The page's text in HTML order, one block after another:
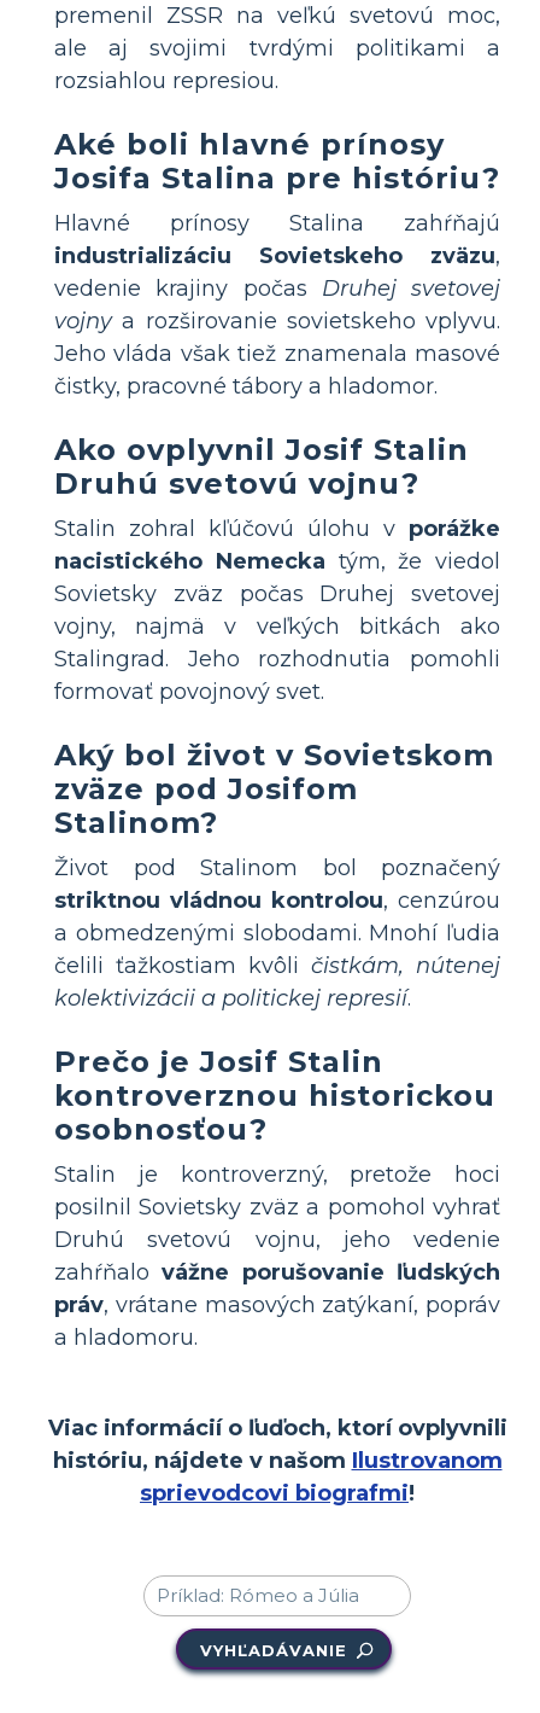
premenil ZSSR na veľkú svetovú moc,
ale aj svojimi tvrdými politikami a
rozsiahlou represiou.
Aké boli hlavné prínosy
Josifa Stalina pre históriu?
Hlavné prínosy Stalina zahŕňajú
industrializáciu Sovietskeho zväzu,
vedenie krajiny počas Druhej svetovej
vojnya rozširovanie sovietskeho vplyvu.
Jeho vláda však tiež znamenala masové
čistky, pracovné tábory a hladomor.
Ako ovplyvnil Josif Stalin
Druhú svetovú vojnu?
Stalin zohral kľúčovú úlohu v porážke
nacistického Nemecka tým, že viedol
Sovietsky zväz počas Druhej svetovej
vojny, najmä v veľkých bitkách ako
Stalingrad. Jeho rozhodnutia pomohli
formovať povojnový svet.
Aký bol život v Sovietskom
zväze pod Josifom
Stalinom?
Život pod Stalinom bol poznačený
striktnou vládnou kontrolou, cenzúrou
a obmedzenými slobodami. Mnohí ľudia
čelili ťažkostiam kvôli čistkám, nútenej
kolektivizácii a politickej represií.
Prečo je Josif Stalin
kontroverznou historickou
osobnosťou?
Stalin je kontroverzný, pretože hoci
posilnil Sovietsky zväz a pomohol vyhrať
Druhú svetovú vojnu, jeho vedenie
zahŕňalovážne porušovanie ľudských
práv, vrátane masových zatýkaní, popráv
a hladomoru.
Viac informácií o ľuďoch, ktorí ovplyvnili
históriu, nájdete v našom Ilustrovanom
sprievodcovi biografmi!
VYHĽADÁVANIE